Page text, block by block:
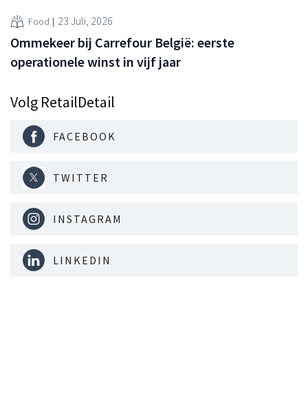
Food 23 Juli, 2026
Ommekeer bij Carrefour België: eerste
operationele winst in vijf jaar
Volg RetailDetail
FACEBOOK
TWITTER
INSTAGRAM
LINKEDIN